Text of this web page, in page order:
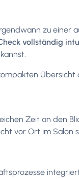
zu einer
vollständig
Übersicht
Zeit an den
vor Ort im Salon